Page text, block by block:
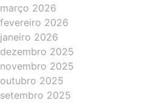
março 2026
fevereiro 2026
janeiro 2026
dezembro 2025
novembro 2025
outubro 2025
setembro 2025